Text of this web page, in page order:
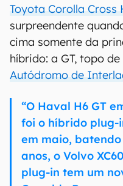
Toyota Corolla Cross
surpreendente
cima somente da
híbrido: a GT, topo
Autódromo de
“O Haval H6 GT
foi o híbrido plug-
em maio,
anos, o Volvo
plug-in tem um